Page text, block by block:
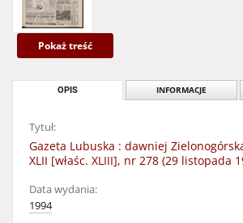
Pokaż treść
OPIS INFORMACJE
Tytuł:
Gazeta Lubuska : dawniej
XLII [właśc. XLIII], nr 278 (29 listopada
Data wydania:
1994